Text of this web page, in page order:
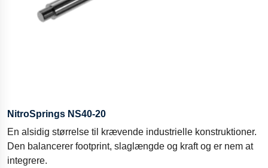
NitroSprings NS40-20
En alsidig størrelse til krævende industrielle konstruktioner.
Den balancerer footprint, slaglængde og kraft og er nem at
integrere.